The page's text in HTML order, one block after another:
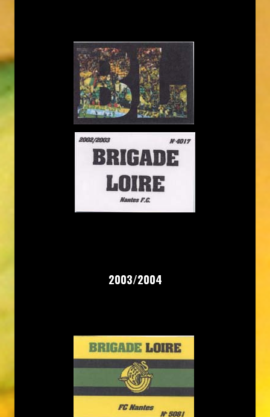
2003/2004